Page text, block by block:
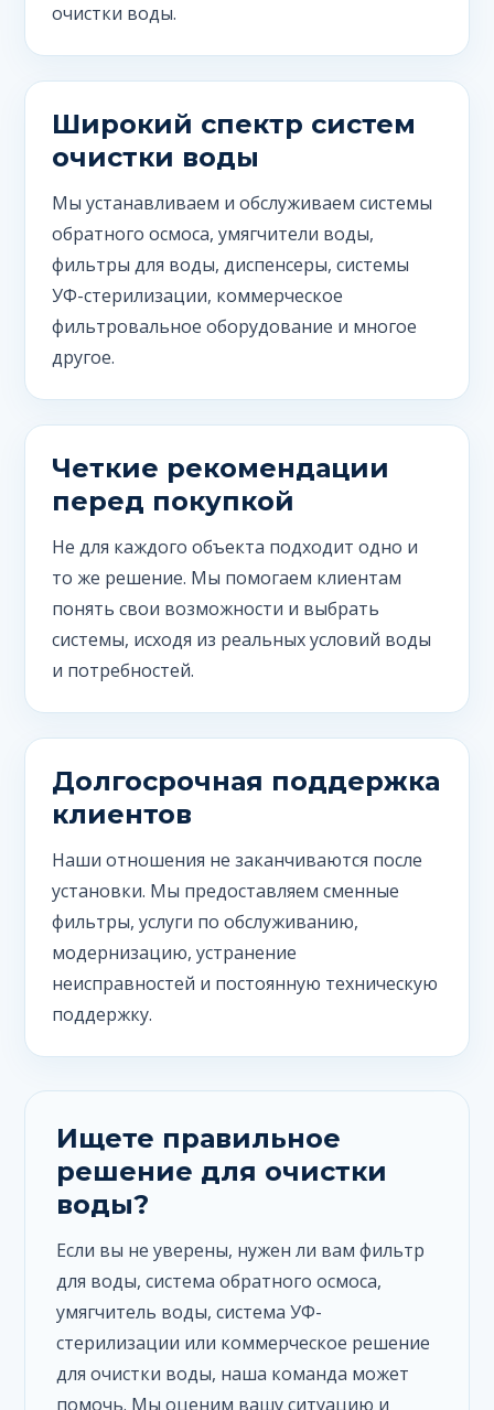
очистки воды.
Широкий спектр систем
очистки воды
Мы устанавливаем и обслуживаем системы
обратного осмоса, умягчители воды,
фильтры для воды, диспенсеры, системы
УФ-стерилизации, коммерческое
фильтровальное оборудование и многое
другое.
Четкие рекомендации
перед покупкой
Не для каждого объекта подходит одно и
то же решение. Мы помогаем клиентам
понять свои возможности и выбрать
системы, исходя из реальных условий воды
и потребностей.
Долгосрочная поддержка
клиентов
Наши отношения не заканчиваются после
установки. Мы предоставляем сменные
фильтры, услуги по обслуживанию,
модернизацию, устранение
неисправностей и постоянную техническую
поддержку.
Ищете правильное
решение для очистки
воды?
Если вы не уверены, нужен ли вам фильтр
для воды, система обратного осмоса,
умягчитель воды, система УФ-
стерилизации или коммерческое решение
для очистки воды, наша команда может
помочь. Мы оценим вашу ситуацию и